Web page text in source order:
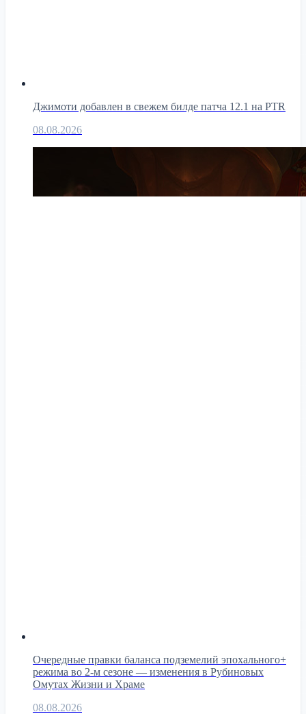
Джимоти добавлен в свежем билде патча 12.1 на PTR
08.08.2026
Очередные правки баланса подземелий эпохального+
режима во 2-м сезоне — изменения в Рубиновых
Омутах Жизни и Храме
08.08.2026